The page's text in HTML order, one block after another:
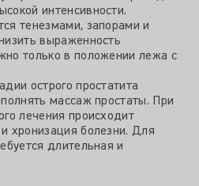
интенсивности.
тенезмами, запорами и
выраженность
только в положении лежа с
острого простатита
массаж простаты. При
лечения происходит
хронизация болезни. Для
длительная и